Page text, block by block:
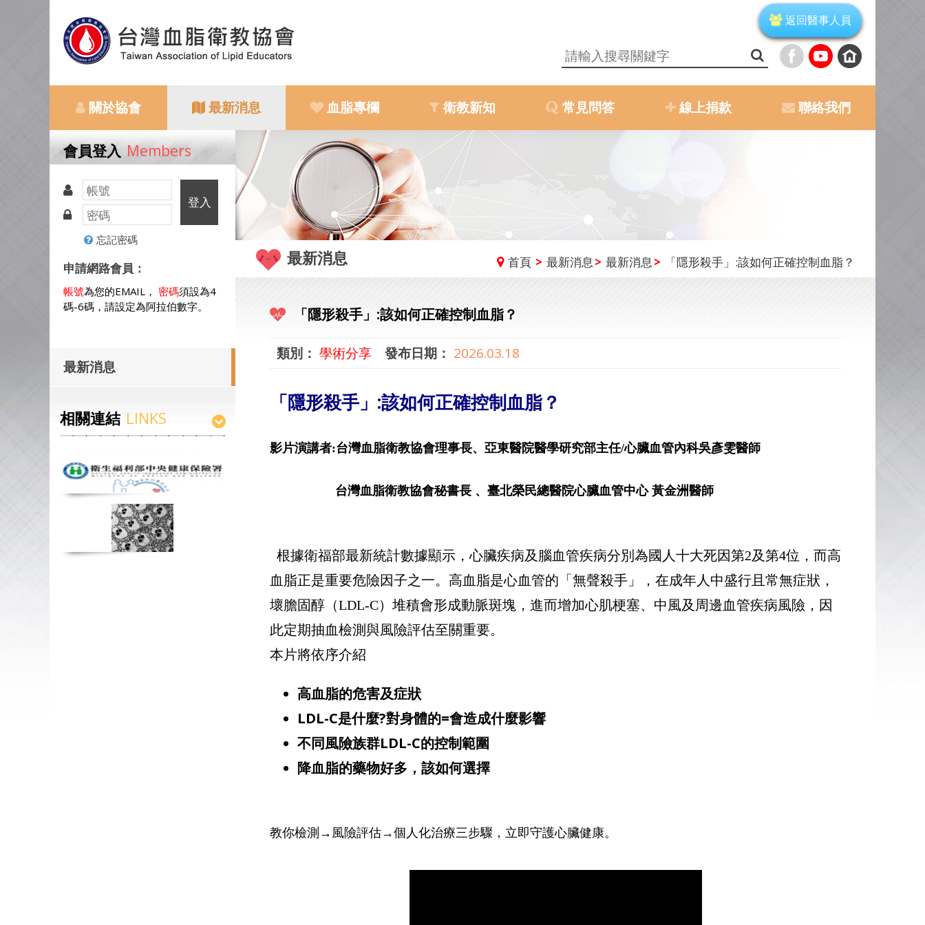
返回醫事人員
關於協會 最新消息 血脂專欄 衛教新知 常見問答 線上捐款 聯絡我們
會員登入 Members
登入
忘記密碼
申請網路會員：
帳號為您的EMAIL， 密碼須設為4
碼-6碼，請設定為阿拉伯數字。
最新消息
相關連結 LINKS
最新消息 首頁 最新消息 最新消息 「隱形殺手」:該如何正確控制血脂？
「隱形殺手」:該如何正確控制血脂？
類別： 學術分享 發布日期： 2026.03.18
「隱形殺手」:該如何正確控制血脂？
影片演講者:台灣血脂衛教協會理事長、亞東醫院醫學研究部主任/心臟血管內科吳彥雯醫師
台灣血脂衛教協會秘書長 、 臺北榮民總醫院心臟血管中心 黃金洲醫師
根據衛福部最新統計數據顯示，心臟疾病及腦血管疾病分別為國人十大死因第2及第4位，而高
血脂正是重要危險因子之一。高血脂是心血管的「無聲殺手」，在成年人中盛行且常無症狀，
壞膽固醇（LDL-C）堆積會形成動脈斑塊，進而增加心肌梗塞、中風及周邊血管疾病風險，因
此定期抽血檢測與風險評估至關重要。
本片將依序介紹
高血脂的危害及症狀
LDL-C是什麼?對身體的=會造成什麼影響
不同風險族群LDL-C的控制範圍
降血脂的藥物好多，該如何選擇
教你檢測→風險評估→個人化治療三步驟，立即守護心臟健康。